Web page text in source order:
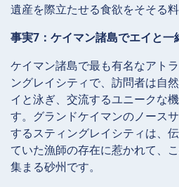
遺産を際立たせる食欲をそそる料
事実7：ケイマン諸島でエイと
ケイマン諸島で最も有名なアト
ングレイシティで、訪問者は自
イと泳ぎ、交流するユニークな
す。グランドケイマンのノース
するスティングレイシティは、
ていた漁師の存在に惹かれて、
集まる砂州です。